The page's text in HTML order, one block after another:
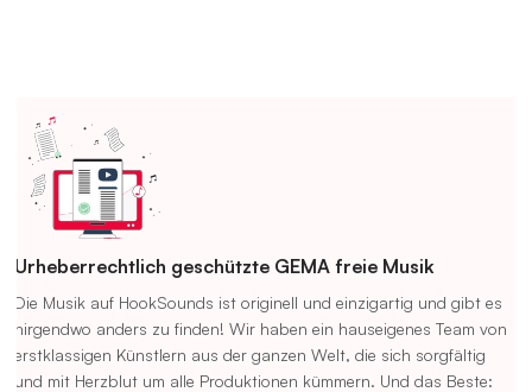
Urheberrechtlich geschützte GEMA freie Musik
Die Musik auf HookSounds ist originell und einzigartig und gibt es
nirgendwo anders zu finden! Wir haben ein hauseigenes Team von
erstklassigen Künstlern aus der ganzen Welt, die sich sorgfältig
und mit Herzblut um alle Produktionen kümmern. Und das Beste: